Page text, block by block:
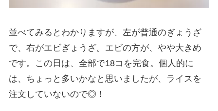
並べてみるとわかりますが、左が普通のぎょうざ
で、右がエビぎょうざ。エビの方が、やや大きめ
です。この日は、全部で18コを完食。個人的に
は、ちょっと多いかなと思いましたが、ライスを
注文していないので◎！